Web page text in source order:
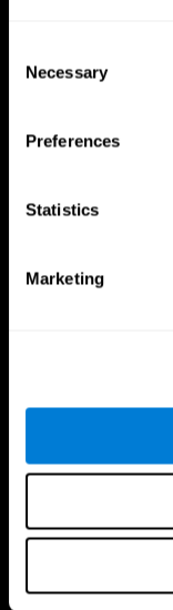
Selection
Necessary
Preferences
Statistics
Marketing